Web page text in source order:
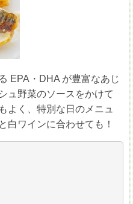
EPA・DHA が豊富なあじ
ュ野菜のソースをかけて
よく、特別な日のメニュ
白ワインに合わせても！